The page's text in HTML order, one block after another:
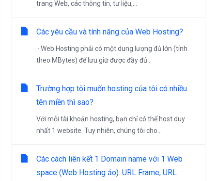
trang Web, các thông tin, tư liệu,...
Các yêu cầu và tính năng của Web Hosting?
· Web Hosting phải có một dung lượng đủ lớn (tính
theo MBytes) để lưu giữ được đầy đủ...
Trường hợp tôi muốn hosting của tôi có nhiều
tên miền thì sao?
Với mỗi tài khoản hosting, bạn chỉ có thể host duy
nhất 1 website. Tuy nhiên, chúng tôi cho...
Các cách liên kết 1 Domain name với 1 Web
space (Web Hosting ảo): URL Frame, URL